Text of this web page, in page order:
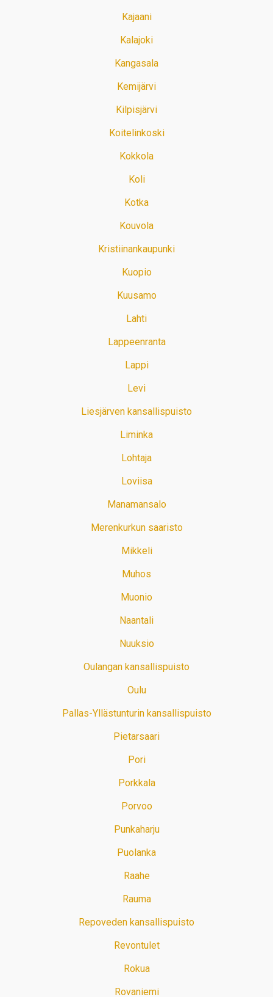
Kajaani
Kalajoki
Kangasala
Kemijärvi
Kilpisjärvi
Koitelinkoski
Kokkola
Koli
Kotka
Kouvola
Kristiinankaupunki
Kuopio
Kuusamo
Lahti
Lappeenranta
Lappi
Levi
Liesjärven kansallispuisto
Liminka
Lohtaja
Loviisa
Manamansalo
Merenkurkun saaristo
Mikkeli
Muhos
Muonio
Naantali
Nuuksio
Oulangan kansallispuisto
Oulu
Pallas-Yllästunturin kansallispuisto
Pietarsaari
Pori
Porkkala
Porvoo
Punkaharju
Puolanka
Raahe
Rauma
Repoveden kansallispuisto
Revontulet
Rokua
Rovaniemi